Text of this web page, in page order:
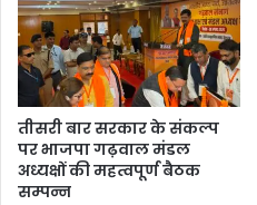
तीसरी बार सरकार के संकल्प
पर भाजपा गढ़वाल मंडल
अध्यक्षों की महत्वपूर्ण बैठक
सम्पन्न